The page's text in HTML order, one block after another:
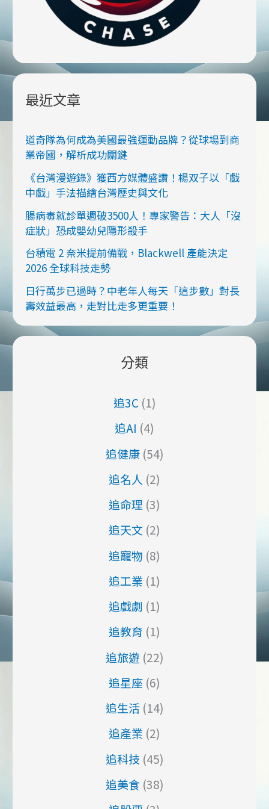
最近文章
道奇隊為何成為美國最強運動品牌？從球場到商
業帝國，解析成功關鍵
《台灣漫遊錄》獲西方媒體盛讚！楊双子以「戲
中戲」手法描繪台灣歷史與文化
腸病毒就診單週破3500人！專家警告：大人「沒
症狀」恐成嬰幼兒隱形殺手
台積電 2 奈米提前備戰，Blackwell 產能決定
2026 全球科技走勢
日行萬步已過時？中老年人每天「這步數」對長
壽效益最高，走對比走多更重要！
分類
追3C (1)
追AI (4)
追健康(54)
追名人 (2)
追命理 (3)
追天文 (2)
追寵物 (8)
追工業 (1)
追戲劇 (1)
追教育 (1)
追旅遊 (22)
追星座 (6)
追生活(14)
追產業 (2)
追科技 (45)
追美食 (38)